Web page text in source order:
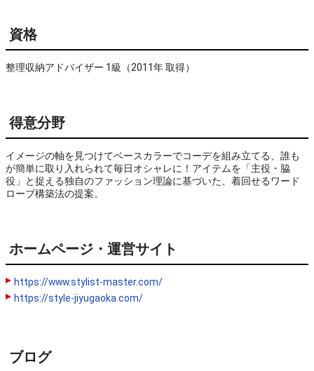
資格
整理収納アドバイザー 1級（2011年 取得）
得意分野
イメージの軸を見つけてベースカラーでコーデを組み立てる、誰も
が簡単に取り入れられて毎日オシャレに！アイテムを「主役・脇
役」と捉える独自のファッション理論に基づいた、着回せるワード
ローブ構築法の提案。
ホームページ・運営サイト
https://www.stylist-master.com/
https://style-jiyugaoka.com/
ブログ